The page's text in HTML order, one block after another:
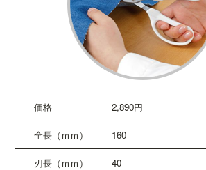
2,890円
160
40